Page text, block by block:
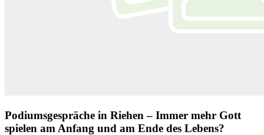
Podiumsgespräche in Riehen – Immer mehr Gott
spielen am Anfang und am Ende des Lebens?